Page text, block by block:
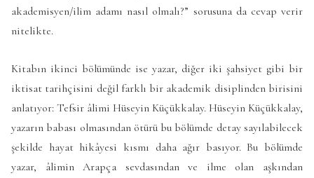
akademisyen/ilim adamı nasıl olmalı?” sorusuna da cevap verir
nitelikte.
Kitabın ikinci bölümünde ise yazar, diğer iki şahsiyet gibi bir
iktisat tarihçisini değil farklı bir akademik disiplinden birisini
anlatıyor: Tefsir âlimi Hüseyin Küçükkalay. Hüseyin Küçükkalay,
yazarın babası olmasından ötürü bu bölümde detay sayılabilecek
şekilde hayat hikâyesi kısmı daha ağır basıyor. Bu bölümde
yazar, âlimin Arapça sevdasından ve ilme olan aşkından